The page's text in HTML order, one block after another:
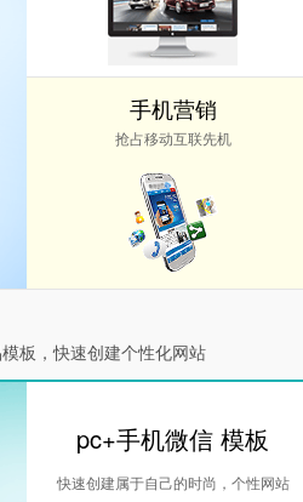
手机营销
抢占移动互联先机
板，快速创建个性化网站
pc+手机微信 模板
快速创建属于自己的时尚，个性网站